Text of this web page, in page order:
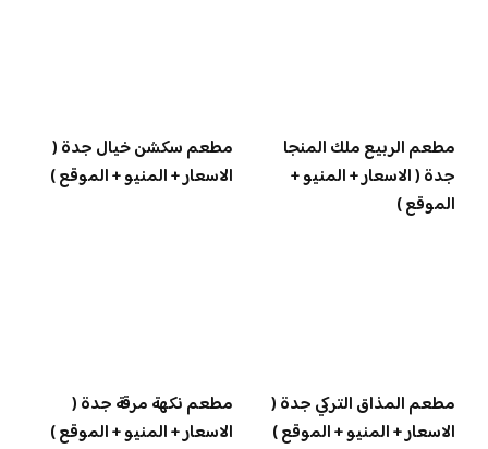
مطعم الربيع ملك المنجا
جدة ( الاسعار + المنيو +
الموقع )
مطعم سكشن خيال جدة (
الاسعار + المنيو + الموقع )
مطعم المذاق التركي جدة (
الاسعار + المنيو + الموقع )
مطعم نكهة مرقة جدة (
الاسعار + المنيو + الموقع )